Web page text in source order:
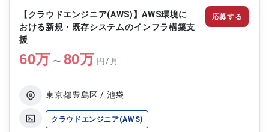
全体の最適化を推進していただきます。 【作業内
容】 ・商品情報管理システムの運用業務を担当し
ます ・システム運用における課題の分析および改
を推進します ・関係部署との調整および問い合わ
せ対応を実施します ・システムの安定稼働に向け
【クラウドエンジニア(AWS)】AWS環境に
おける新規・既存システムのインフラ構築支
援
60万 〜 80万 円/月
東京都豊島区 / 池袋
クラウドエンジニア(AWS)
応募する